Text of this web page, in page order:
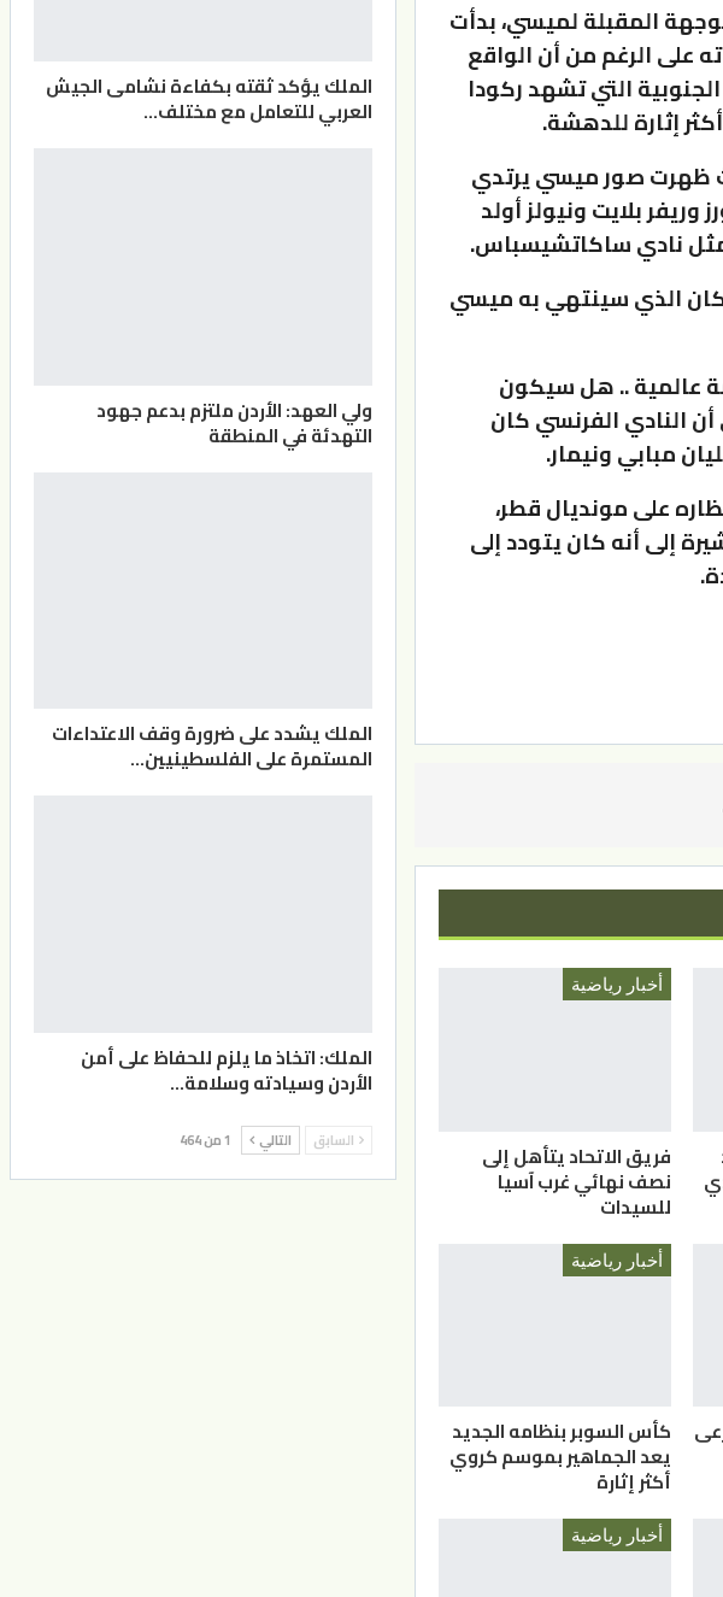
المقبلة لميسي، بدأت
على الرغم من أن الواقع
التي تشهد ركودا
إثارة للدهشة.
ظهرت صور ميسي يرتدي
وريفر بلايت ونيولز أولد
مثل نادي ساكاتشيسباس.
الذي سينتهي به ميسي
عالمية .. هل سيكون
النادي الفرنسي كان
مبابي ونيمار.
على مونديال قطر،
إلى أنه كان يتودد إلى
أخبار رياضية
فريق الاتحاد يتأهل إلى
نصف نهائي غرب آسيا
للسيدات
أخبار رياضية
كأس السوبر بنظامه الجديد
يعد الجماهير بموسم كروي
أكثر إثارة
أخبار رياضية
الملك يؤكد ثقته بكفاءة نشامى الجيش
العربي للتعامل مع مختلف…
ولي العهد: الأردن ملتزم بدعم جهود
التهدئة في المنطقة
الملك يشدد على ضرورة وقف الاعتداءات
المستمرة على الفلسطينيين…
الملك: اتخاذ ما يلزم للحفاظ على أمن
الأردن وسيادته وسلامة…
السابق التالي 1 من 464